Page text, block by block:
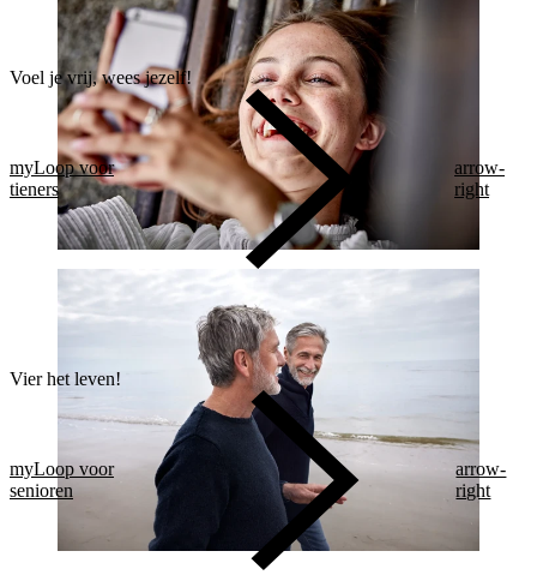
Voel je vrij, wees jezelf!
myLoop voor
tieners
arrow-
right
Vier het leven!
myLoop voor
senioren
arrow-
right